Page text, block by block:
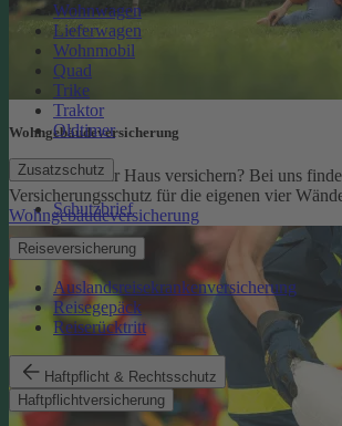
Wohnwagen
Lieferwagen
Wohnmobil
Quad
Trike
Traktor
Oldtimer
Zusatzschutz
Schutzbrief
Reiseversicherung
Auslandsreisekrankenversicherung
Reisegepäck
Reiserücktritt
Haftpflicht & Rechtsschutz
Haftpflichtversicherung
Wohngebäude­versicherung
Sie möchten Ihr Haus versichern? Bei uns
Versicherungsschutz für die eigenen vier
Wohngebäudeversicherung